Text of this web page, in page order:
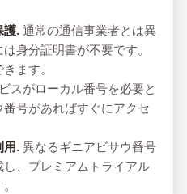
護. 通常の通信事業者とは異
身分証明書が不要です。
ます。
スがローカル番号を必要と
号があればすぐにアクセ
用. 異なるギニアビサウ番号
、プレミアムトライアル